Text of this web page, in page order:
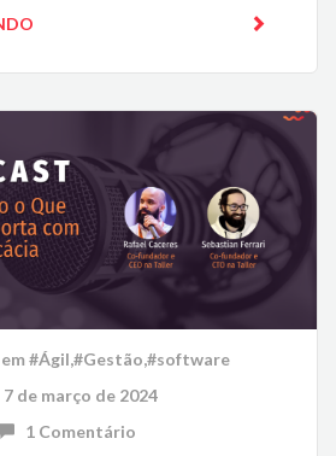
em #Ágil,#Gestão,#software
7 de março de 2024
1 Comentário